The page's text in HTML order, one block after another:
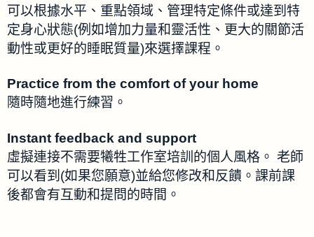
可以根據水平、重點領域、管理特定條件或達到特
定身心狀態(例如增加力量和靈活性、更大的關節活
動性或更好的睡眠質量)來選擇課程。
Practice from the comfort of your home
隨時隨地進行練習。
Instant feedback and support
虛擬連接不需要犧牲工作室培訓的個人風格。 老師
可以看到(如果您願意)並給您修改和反饋。課前課
後都會有互動和提問的時間。